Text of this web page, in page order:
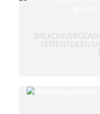
SEITENTEILEN